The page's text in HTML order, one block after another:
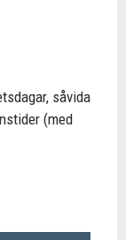
såvida
(med